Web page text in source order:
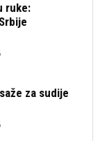
ruke:
za sudije